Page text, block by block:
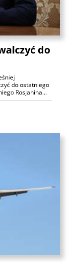
do
do ostatniego
Rosjanina…